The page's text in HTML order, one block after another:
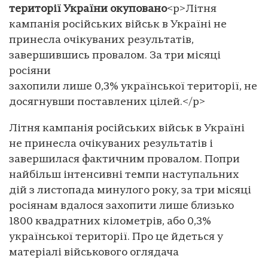
території України окуповано<p>Літня
кампанія російських військ в Україні не
принесла очікуваних результатів,
завершившись провалом. За три місяці
росіяни
захопили лише 0,3% української території, не
досягнувши поставлених цілей.</p>
Літня кампанія російських військ в Україні
не принесла очікуваних результатів і
завершилася фактичним провалом. Попри
найбільш інтенсивні темпи наступальних
дій з листопада минулого року, за три місяці
росіянам вдалося захопити лише близько
1800 квадратних кілометрів, або 0,3%
української території. Про це йдеться у
матеріалі військового оглядача